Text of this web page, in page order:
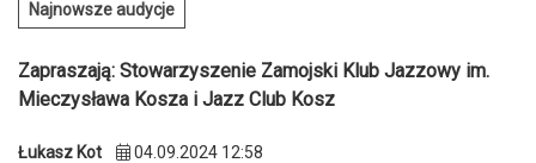
Najnowsze audycje
Zapraszają: Stowarzyszenie Zamojski Klub Jazzowy im.
Mieczysława Kosza i Jazz Club Kosz
Łukasz Kot 04.09.2024 12:58